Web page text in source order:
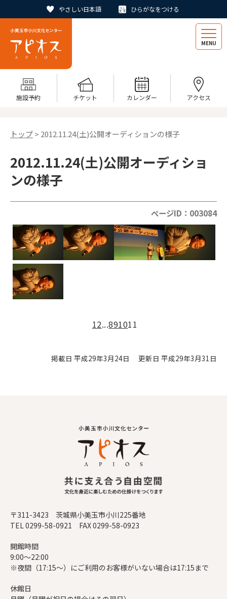
やさしい日本語 ひらがなをつける
MENU
施設予約 チケット カレンダー アクセス
トップ> 2012.11.24(土)公開オーディションの様子
2012.11.24(土)公開オーディショ
ンの様子
ページID：003084
12...891011
掲載日 平成29年3月24日 更新日 平成29年3月31日
〒311-3423 茨城県小美玉市小川225番地
TEL 0299-58-0921 FAX 0299-58-0923
開館時間
9:00～22:00
※夜間（17:15～）にご利用のお客様がいない場合は17:15まで
休館日